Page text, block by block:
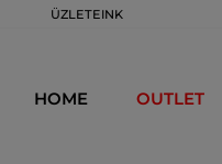
ÜZLETEINK
HOME OUTLET